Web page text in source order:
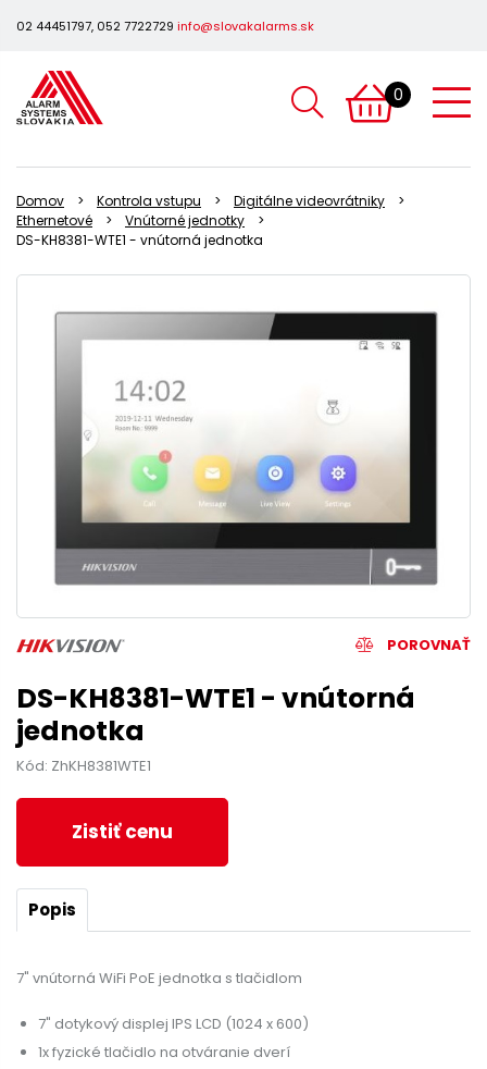
02 44451797, 052 7722729 info@slovakalarms.sk
0
Domov Kontrola vstupu
Digitálne videovrátniky
Ethernetové
Vnútorné jednotky
DS-KH8381-WTE1 - vnútorná jednotka
POROVNAŤ
DS-KH8381-WTE1 - vnútorná
jednotka
Kód: ZhKH8381WTE1
Zistiť cenu
Popis
7" vnútorná WiFi PoE jednotka s tlačidlom
7" dotykový displej IPS LCD (1024 x 600)
1x fyzické tlačidlo na otváranie dverí